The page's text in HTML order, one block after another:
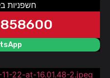
חשפניות